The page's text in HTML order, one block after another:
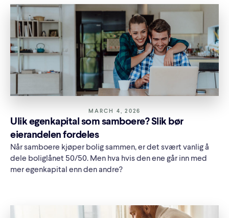
MARCH 4, 2026
Ulik egenkapital som samboere? Slik bør
eierandelen fordeles
Når samboere kjøper bolig sammen, er det svært vanlig å
dele boliglånet 50/50. Men hva hvis den ene går inn med
mer egenkapital enn den andre?